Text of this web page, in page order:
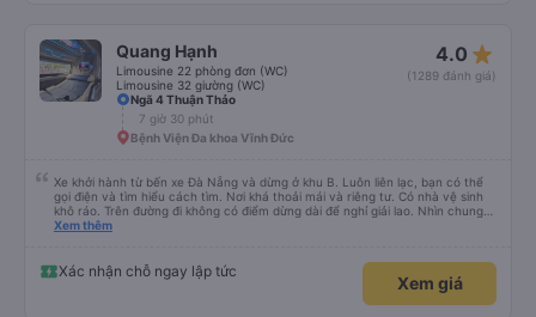
chỗ ngồi hơn (có khoảng 35 chỗ, và tôi không thừa cân, nhưng vẫn hơi
chật). Tôi khuyên bạn nên chọn chỗ ngồi phía dưới và giữa.
Quang Hạnh
Limousine 22 phòng đơn (WC)
Limousine 32 giường (WC)
4.0 star_rate
(1289 đánh giá)
Ngã 4 Thuận Thảo
7 giờ 30 phút
Bệnh Viện Đa khoa Vĩnh Đức
Xe khởi hành từ bến xe Đà Nẵng và dừng ở khu B. Luôn liên lạc, bạn có thể
gọi điện và tìm hiểu cách tìm. Nơi khá thoải mái và riêng tư. Có nhà vệ sinh
khô ráo. Trên đường đi không có điểm dừng dài để nghỉ giải lao. Nhìn chung
mọi thứ đều tuyệt vời.
Xem thêm
Xác nhận chỗ ngay lập tức
Xem giá